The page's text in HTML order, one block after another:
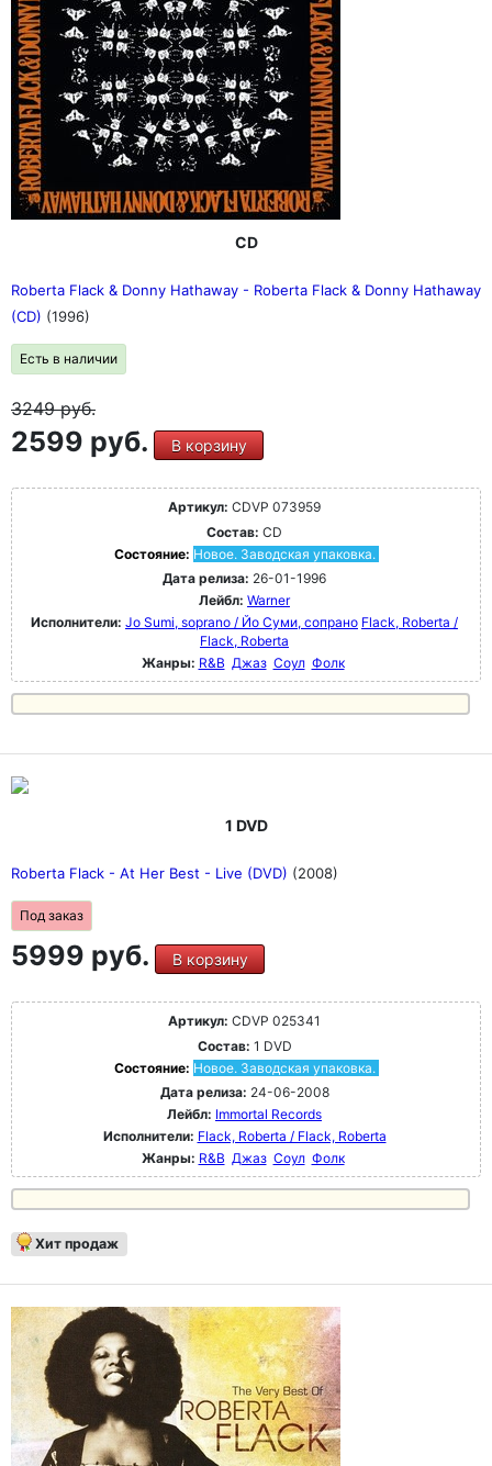
CD
Roberta Flack & Donny Hathaway - Roberta Flack & Donny Hathaway
(CD) (1996)
Есть в наличии
3249руб.
2599 руб. В корзину
Артикул: CDVP 073959
Состав: CD
Состояние: Новое. Заводская упаковка.
Дата релиза: 26-01-1996
Лейбл: Warner
Исполнители: Jo Sumi, soprano / Йо Суми, сопрано Flack, Roberta /
Flack, Roberta
Жанры: R&B Джаз Соул Фолк
1 DVD
Roberta Flack - At Her Best - Live (DVD) (2008)
Под заказ
5999 руб. В корзину
Артикул: CDVP 025341
Состав: 1 DVD
Состояние: Новое. Заводская упаковка.
Дата релиза: 24-06-2008
Лейбл: Immortal Records
Исполнители: Flack, Roberta / Flack, Roberta
Жанры: R&B Джаз Соул Фолк
Хит продаж